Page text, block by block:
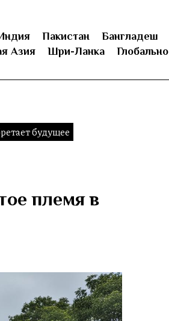
Пакистан Бангладеш
Азия Шри-Ланка Глобально
будущее
племя в